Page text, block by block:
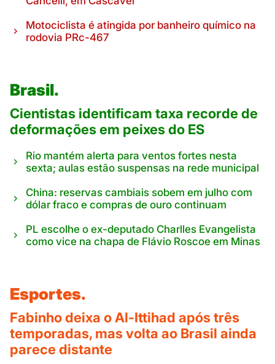
Motociclista é atingida por banheiro químico na
rodovia PRc-467
Brasil.
Cientistas identificam taxa recorde de
deformações em peixes do ES
Rio mantém alerta para ventos fortes nesta
sexta; aulas estão suspensas na rede municipal
China: reservas cambiais sobem em julho com
dólar fraco e compras de ouro continuam
PL escolhe o ex-deputado Charlles Evangelista
como vice na chapa de Flávio Roscoe em Minas
Esportes.
Fabinho deixa o Al-Ittihad após três
temporadas, mas volta ao Brasil ainda
parece distante